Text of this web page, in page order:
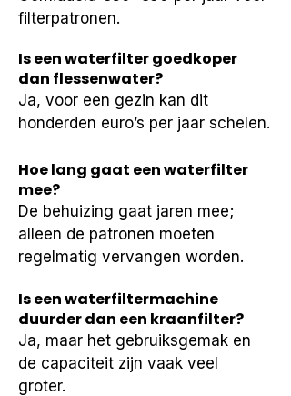
filterpatronen.
Is een waterfilter goedkoper
dan flessenwater?
Ja, voor een gezin kan dit
honderden euro’s per jaar schelen.
Hoe lang gaat een waterfilter
mee?
De behuizing gaat jaren mee;
alleen de patronen moeten
regelmatig vervangen worden.
Is een waterfiltermachine
duurder dan een kraanfilter?
Ja, maar het gebruiksgemak en
de capaciteit zijn vaak veel
groter.